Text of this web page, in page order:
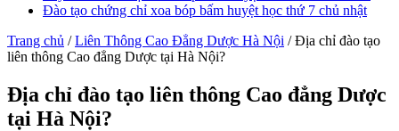
Đào tạo chứng chỉ xoa bóp bấm huyệt học thứ 7 chủ nhật
Trang chủ / Liên Thông Cao Đẳng Dược Hà Nội / Địa chỉ đào tạo
liên thông Cao đẳng Dược tại Hà Nội?
Địa chỉ đào tạo liên thông Cao đẳng Dược
tại Hà Nội?